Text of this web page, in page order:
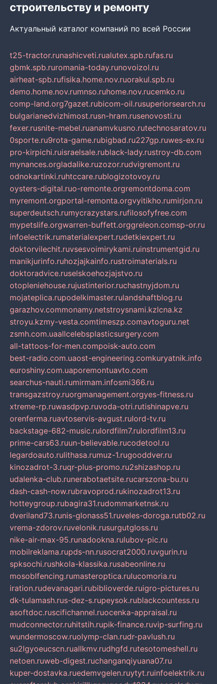
строительству и ремонту
Актуальный каталог компаний по всей России
t25-tractor.runashicveti.rualutex.spb.rufas.ru
gbmk.spb.ruromania-today.runovoizol.ru
airheat-spb.rufisika.home.nov.ruorakul.spb.ru
demo.home.nov.rumnso.ruhome.nov.rucemko.ru
comp-land.org7gazet.rubicom-oil.rusuperiorsearch.ru
bulgarianedvizhimost.rusn-hram.rusenovosti.ru
fexer.rusnite-mebel.ruanamvkusno.rutechnosaratov.ru
0sporte.ru9rota-game.rubigbad.ru227gp.ruwes-ex.ru
pro-kirpichi.ruisraelsale.rublack-lady.rustroy-db.com
mynances.orgladalike.ruzozor.rudvigremont.ru
odnokartinki.ruhtccare.rublogizotovoy.ru
oysters-digital.ruo-remonte.orgremontdoma.com
myremont.orgportal-remonta.orgvyitikho.rumirjon.ru
superdeutsch.rumycrazystars.rufilosofyfree.com
mypetslife.orgwarren-buffett.orggreleon.comsp-or.ru
infoelectrik.rumaterialexpert.rudetkiexpert.ru
doktorvilechit.ruvsesvoimirykami.ruinstrumentgid.ru
manikjurinfo.ruhozjajkainfo.rustroimaterials.ru
doktoradvice.ruselskoehozjajstvo.ru
otopleniehouse.rujustinterior.ruchastnyjdom.ru
mojateplica.rupodelkimaster.rulandshaftblog.ru
garazhov.commonamy.netstroysnami.kzlcna.kz
stroyu.kzmy-vesta.comtimeszp.comavtoguru.net
zsmh.com.uaallcelebsplasticsurgery.com
all-tattoos-for-men.compoisk-auto.com
best-radio.com.uaost-engineering.comkuryatnik.info
euroshiny.com.uaporemontuavto.com
searchus-nauti.rumirmam.infosmi366.ru
transgazstroy.ruorgmanagement.orgyes-fitness.ru
xtreme-rp.ruwasdpvp.ruvoda-otri.rutishinapve.ru
orenferma.ruavtoservis-avgust.rulord-tv.ru
backstage-682-music.rulordfilm7.rulordfilm13.ru
prime-cars63.ruun-believable.rucodetool.ru
legardoauto.rulithasa.rumuz-1.rugooddver.ru
kinozadrot-3.ruqr-plus-promo.ru2shizashop.ru
udalenka-club.runerabotaetsite.rucarszona-bu.ru
dash-cash-now.rubravoprod.rukinozadrot13.ru
hotteygroup.rubagira31.rudommarketnsk.ru
dveriland73.runis-glonass51.ruveles-doroga.rutb02.ru
vrema-zdorov.ruvelonik.rusurgutgloss.ru
nike-air-max-95.runadookna.rulubov-pic.ru
mobilreklama.rupds-nn.rusocrat2000.ruvgurin.ru
spksochi.rushkola-klassika.rusabeonline.ru
mosoblfencing.rumasteroptica.rulucomoria.ru
iration.rudevanagari.rubiblioverde.ruigro-pictures.ru
dk-tulamash.rus-dez-s.rupeysok.rublackcountess.ru
asoftdoc.ruscifichannel.ruocenka-appraisal.ru
mudconnector.ruhitstih.rupik-finance.ruvip-surfing.ru
wundermoscow.ruolymp-clan.rudr-pavlush.ru
su2lgyoeucscn.ruallkmv.rudhgfd.rutesotomeshell.ru
netoen.ruweb-digest.ruchanganqiyuana07.ru
kuper-dostavka.ruedemvgelen.ruytyt.ruinfoelektrik.ru